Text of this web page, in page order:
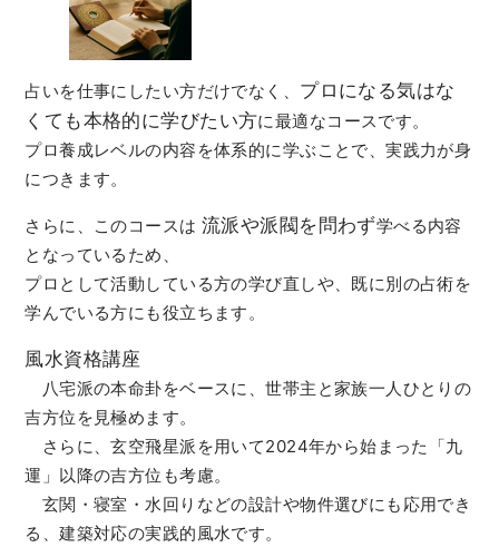
占いを仕事にしたい方だけでなく、 プロになる気はな
くても本格的に学びたい方に最適なコースです。
プロ養成レベルの内容を体系的に学ぶことで、実践力が身
につきます。
さらに、このコースは流派や派閥を問わず学べる内容
となっているため、
プロとして活動している方の学び直しや、既に別の占術を
学んでいる方にも役立ちます。
風水資格講座
八宅派の本命卦をベースに、世帯主と家族一人ひとりの
吉方位を見極めます。
さらに、玄空飛星派を用いて2024年から始まった「九
運」以降の吉方位も考慮。
玄関・寝室・水回りなどの設計や物件選びにも応用でき
る、建築対応の実践的風水です。